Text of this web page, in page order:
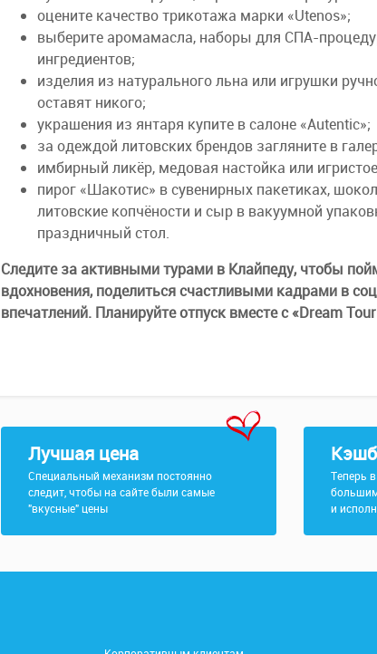
оцените качество трикотажа марки «Utenos»;
выберите аромамасла, наборы для СПА-
ингредиентов;
изделия из натурального льна или игрушки
оставят никого;
украшения из янтаря купите в салоне «Autentic»;
за одеждой литовских брендов загляните в
имбирный ликёр, медовая настойка или
пирог «Шакотис» в сувенирных пакетиках,
литовские копчёности и сыр в вакуумной
праздничный стол.
Следите за активными турами в Клайпеду, чтобы
вдохновения, поделиться счастливыми кадрами в
впечатлений. Планируйте отпуск вместе с «Dream
Лучшая цена
Специальный механизм постоянно
следит, чтобы на сайте были самые
"вкусные" цены
Теперь
и